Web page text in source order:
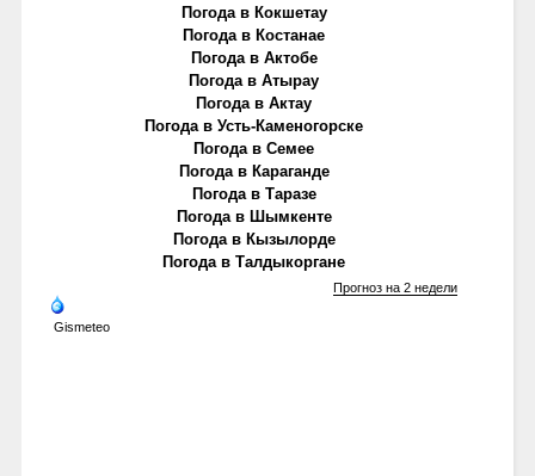
Погода в Кокшетау
Погода в Костанае
Погода в Актобе
Погода в Атырау
Погода в Актау
Погода в Усть-Каменогорске
Погода в Семее
Погода в Караганде
Погода в Таразе
Погода в Шымкенте
Погода в Кызылорде
Погода в Талдыкоргане
Gismeteo
Прогноз на 2 недели